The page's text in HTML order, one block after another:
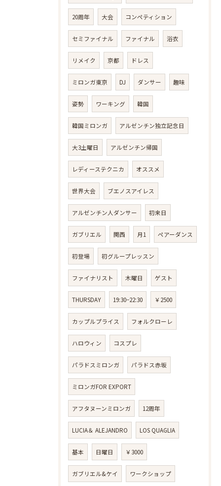
20周年 大会 コンペティション
セミファイナル ファイナル 浴衣
リメイク 京都 ドレス
ミロンガ東京 DJ ダンサー 趣味
姿勢 ワーキング 韓国
韓国ミロンガ アルゼンチン独立記念日
大3土曜日 アルゼンチン帰国
レディーステクニカ オススメ
世界大会 ブエノスアイレス
アルゼンチン人ダンサー 初来日
ガブリエル 関西 月1 ペアーダンス
初登場 初グループレッスン
ファイナリスト 木曜日 ゲスト
THURSDAY 19:30−22:30 ￥2500
カップルプライス フォルクローレ
ハロウィン コスプレ
パラドスミロンガ パラドス赤坂
ミロンガFOR EXPORT
アフタヌーンミロンガ 12周年
LUCIA＆ ALEJANDRO LOS QUAGLIA
基本 日曜日 ￥3000
ガブリエル&ケイ ワークショップ